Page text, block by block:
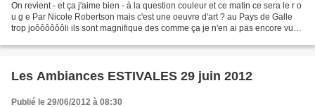
On revient - et ça j'aime bien - à la question couleur et ce matin ce sera le r o
u g e Par Nicole Robertson mais c'est une oeuvre d'art ? au Pays de Galle
trop joôôôôôôli ils sont magnifique des comme ça je n'en ai pas encore vus
Les Ambiances ESTIVALES 29 juin 2012
Publié le 29/06/2012 à 08:30